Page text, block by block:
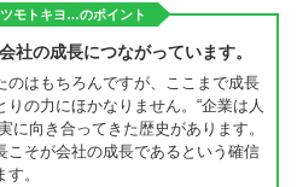
モトキヨ…のポイント
社の成長につながっています。
のはもちろんですが、ここまで成長
の力にほかなりません。“企業は人
に向き合ってきた歴史があります。
こそが会社の成長であるという確信
。